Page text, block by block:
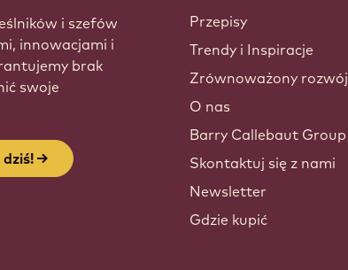
i szefów
innowacjami i
brak
swoje
dziś!
Callebaut
Przepisy
Trendy i Inspiracje
Zrównoważony rozwój
O nas
Barry Callebaut Group
Skontaktuj się z nami
Newsletter
Gdzie kupić